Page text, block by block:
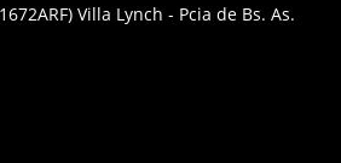
Villa Lynch - Pcia de Bs. As.